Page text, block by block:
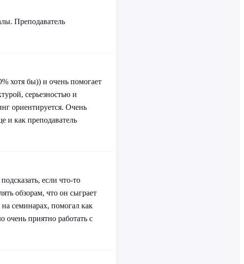
Преподаватель
хотя бы)) и очень помогает
серьезностью и
ориентируется. Очень
и как преподаватель
если что-то
обзорам, что он сыграет
семинарах, помогал как
очень приятно работать с